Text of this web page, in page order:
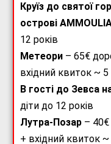
Круїз до святої
острові
12 років
Метеори – 65€
вхідний квиток ~
В гості до Зевса
діти до 12 років
Лутра-Позар – 40€
+ вхідний квиток